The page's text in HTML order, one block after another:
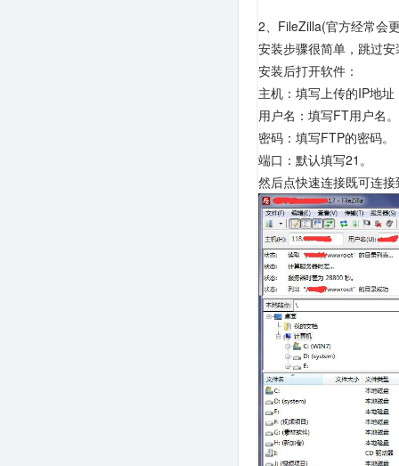
2、FileZilla(官方经常会
安装步骤很简单，跳过
安装后打开软件：
主机：填写上传的IP地
用户名：填写FT用户名。
密码：填写FTP的密码。
端口：默认填写21。
然后点快速连接既可连